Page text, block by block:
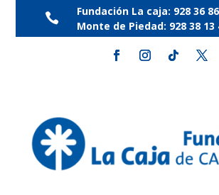
 Fundación La caja: 928 36
Monte de Piedad: 928 38 13